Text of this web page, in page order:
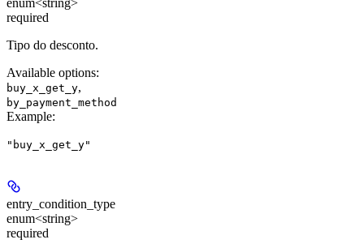
enum<string>
required
Tipo do desconto.
Available options:
buy_x_get_y,
by_payment_method
Example:
"buy_x_get_y"
entry_condition_type
enum<string>
required